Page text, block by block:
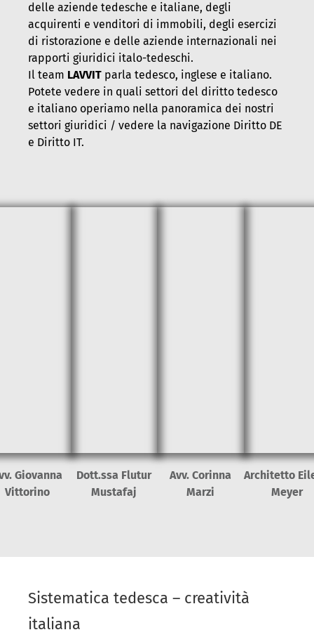
delle aziende tedesche e italiane, degli
acquirenti e venditori di immobili, degli esercizi
di ristorazione e delle aziende internazionali nei
rapporti giuridici italo-tedeschi.
Il team LAVVIT parla tedesco, inglese e italiano.
Potete vedere in quali settori del diritto tedesco
e italiano operiamo nella panoramica dei nostri
settori giuridici / vedere la navigazione Diritto DE
e Diritto IT.
Giovanna
Vittorino
Dott.ssa Flutur
Mustafaj
Avv. Corinna
Marzi
Architetto
Meyer
Sistematica tedesca – creatività
italiana